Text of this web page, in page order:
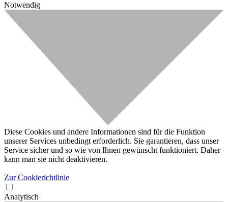
Notwendig
Diese Cookies und andere Informationen sind für die Funktion
unserer Services unbedingt erforderlich. Sie garantieren, dass unser
Service sicher und so wie von Ihnen gewünscht funktioniert. Daher
kann man sie nicht deaktivieren.
Zur Cookierichtlinie
Analytisch